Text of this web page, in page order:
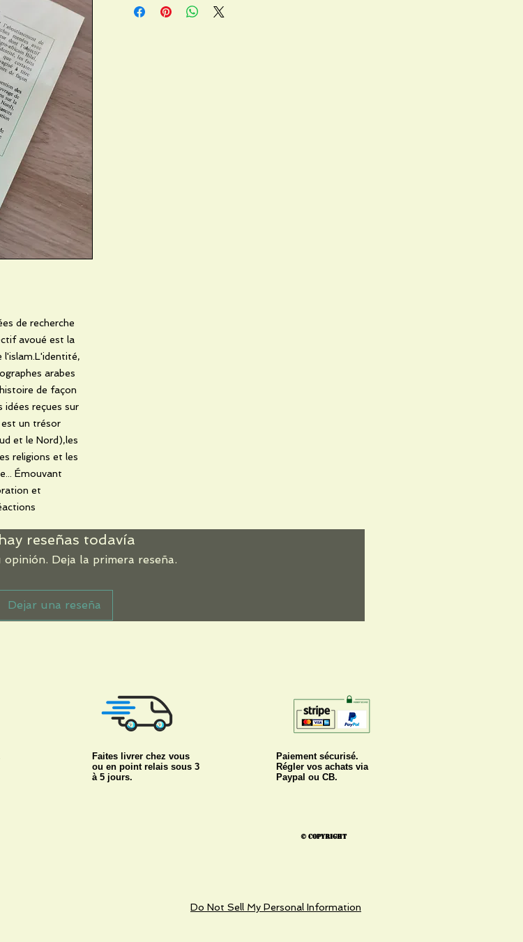
de recherche
avoué est la
l'islam.L'identité,
arabes
de façon
idées reçues sur
est un trésor
et le Nord),les
religions et les
Émouvant
et
reseñas todavía
Deja la primera reseña.
Dejar una reseña
Faites livrer chez vous
ou en point relais sous 3
à 5 jours.
Paiement sécurisé.
Régler vos achats via
Paypal ou CB.
© Copyright
Do Not Sell My Personal Information